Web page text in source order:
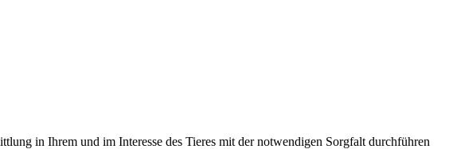
in Ihrem und im Interesse des Tieres mit der notwendigen Sorgfalt durchführen